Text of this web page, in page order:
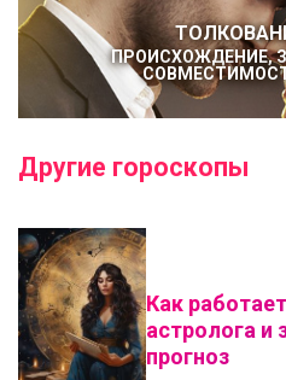
ПРОИСХОЖДЕНИЕ,
Другие гороскопы
Как
астролога и
прогноз